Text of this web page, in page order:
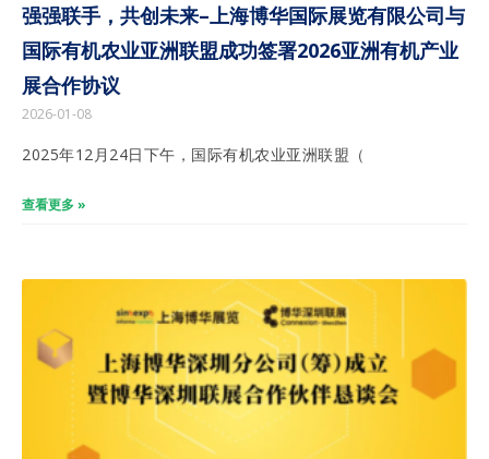
强强联手，共创未来–上海博华国际展览有限公司与
国际有机农业亚洲联盟成功签署2026亚洲有机产业
展合作协议
2026-01-08
2025年12月24日下午，国际有机农业亚洲联盟（
查看更多 »